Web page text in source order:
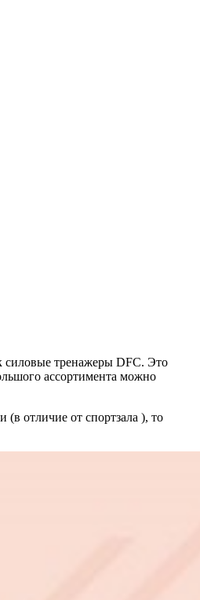
силовые тренажеры DFC. Это
ассортимента можно
отличие от спортзала ), то